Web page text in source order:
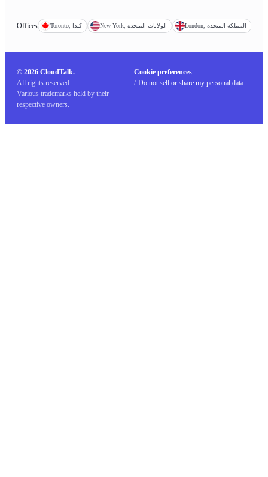
Offices Toronto, كندا New York, الولايات المتحدة London, المملكة المتحدة
© 2026 CloudTalk.
All rights reserved.
Various trademarks held by their
respective owners.
Cookie preferences
/ Do not sell or share my personal data